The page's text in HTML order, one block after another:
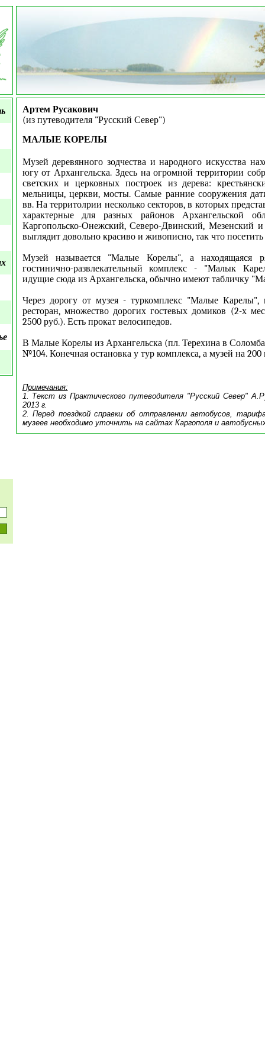
Артем Русакович
(из путеводителя "Русский Север")
МАЛЫЕ КОРЕЛЫ
Музей деревянного зодчества и народного искусства
югу от Архангельска. Здесь на огромной территории
светских и церковных построек из дерева:
мельницы, церкви, мосты. Самые ранние сооружения
вв. На территолрии несколько секторов, в которых
характерные для разных районов Архангельской
Каргопольско-Онежский, Северо-Двинский, Мезенский
выглядит довольно красиво и живописно, так что посетить
Музей называется "Малые Корелы", а находящаяся
гостинично-развлекательный комплекс - "Малык
идущие сюда из Архангельска, обычно имеют табличку
Через дорогу от музея - туркомплекс "Малые Карелы",
ресторан, множество дорогих гостевых домиков (2-х
2500 руб.). Есть прокат велосипедов.
В Малые Корелы из Архангельска (пл. Терехина в
№104. Конечная остановка у тур комплекса, а музей на 200
Примечания:
1. Текст из Практического путеводителя "Русский Север"
2013 г.
2.Перед поездкой справки об отправлении автобусов,
музеев необходимо уточнить на сайтах Каргополя и